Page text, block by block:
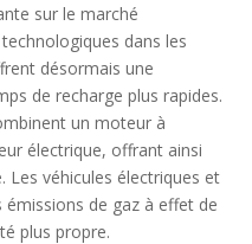
sur le marché
dans les
désormais une
de recharge plus rapides.
un moteur à
électrique, offrant ainsi
Les véhicules électriques et
de gaz à effet de
plus propre.